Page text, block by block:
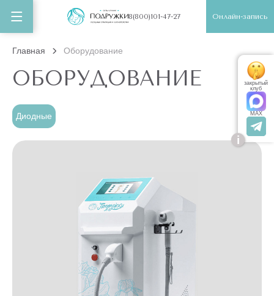
8(800)101-47-27 Онлайн-запись
Главная Оборудование
ОБОРУДОВАНИЕ
Диодные
i
закрытый
клуб
MAX